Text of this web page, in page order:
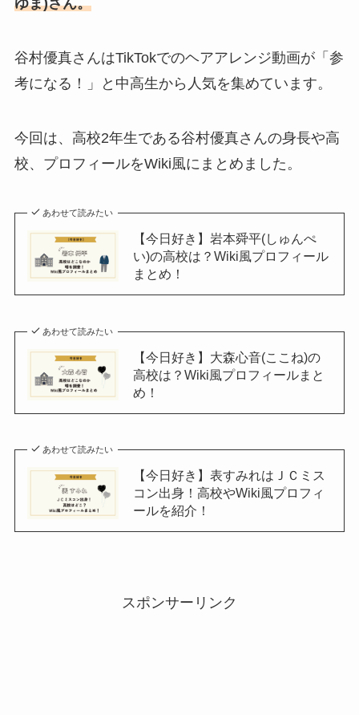
ゆま)さん。
谷村優真さんはTikTokでのヘアアレンジ動画が「参
考になる！」と中高生から人気を集めています。
今回は、高校2年生である谷村優真さんの身長や高
校、プロフィールをWiki風にまとめました。
あわせて読みたい
【今日好き】岩本舜平(しゅんぺ
い)の高校は？Wiki風プロフィール
まとめ！
あわせて読みたい
【今日好き】大森心音(ここね)の
高校は？Wiki風プロフィールまと
め！
あわせて読みたい
【今日好き】表すみれはＪＣミス
コン出身！高校やWiki風プロフィ
ールを紹介！
スポンサーリンク